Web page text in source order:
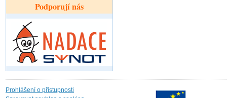
Podporují nás
Prohlášení o přístupnosti